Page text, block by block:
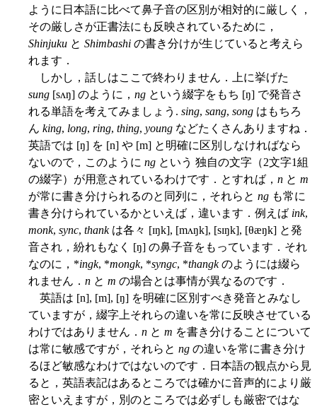
ように日本語に比べて鼻子音の区別が相対的に厳しく，
その厳しさが正書法にも反映されているために，
Shinjuku と Shimbashi の書き分けが生じていると考えら
れます．
しかし，話しはここで終わりません．上に挙げた
sung [sʌŋ] のように， ng という綴字をもち [ŋ] で発音さ
れる単語を考えてみましょう. sing, sang, song はもちろ
ん king, long, ring, thing, young などたくさんありますね．
英語では [ŋ] を [n] や [m] と明確に区別しなければなら
ないので，このように ng という 独自の文字（2文字1組
の綴字）が用意されているわけです．とすれば， n と m
が常に書き分けられるのと同列に，それらと ng も常に
書き分けられているかといえば，違います．例えば ink,
monk, sync, thankは各々 [ɪŋk], [mʌŋk], [sɪŋk], [θæŋk] と発
音され，紛れもなく [ŋ] の鼻子音をもっています．それ
なのに，*ingk, *mongk, *syngc, *thangkのようには綴ら
れません． n と m の場合とは事情が異なるのです．
英語は [n], [m], [ŋ] を明確に区別すべき発音とみなし
ていますが，綴字上それらの違いを常に反映させている
わけではありません． n と m を書き分けることについて
は常に敏感ですが，それらと ng の違いを常に書き分け
るほど敏感なわけではないのです．日本語の観点から見
ると，英語表記はあるところでは確かに音声的により厳
密といえますが，別のところでは必ずしも厳密ではな